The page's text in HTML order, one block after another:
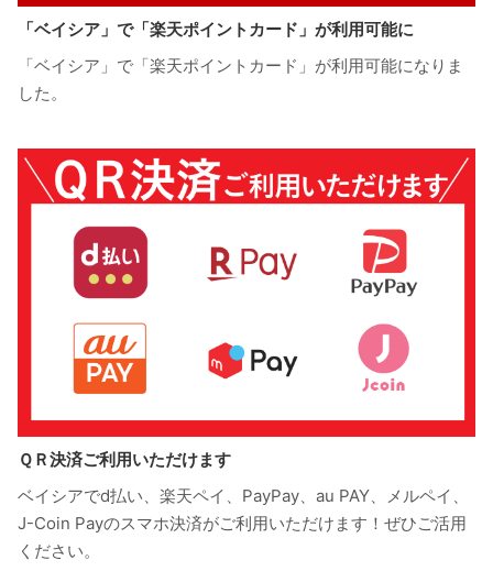
「ベイシア」で「楽天ポイントカード」が利用可能に
「ベイシア」で「楽天ポイントカード」が利用可能になりま
した。
ＱＲ決済ご利用いただけます
ベイシアでd払い、楽天ペイ、PayPay、au PAY、メルペイ、
J-Coin Payのスマホ決済がご利用いただけます！ぜひご活用
ください。